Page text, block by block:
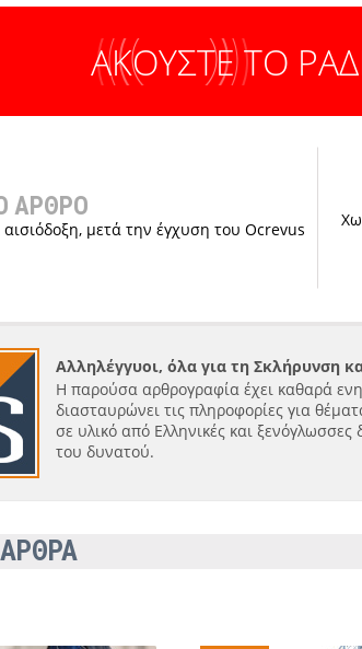
ΑΚΟΥΣΤΕ ΤΟ
ΑΡΘΡΟ
αισιόδοξη, μετά την έγχυση του Ocrevus
Αλληλέγγυοι, όλα για τη Σκλήρυνση
Η παρούσα αρθρογραφία έχει καθαρά
διασταυρώνει τις πληροφορίες για
σε υλικό από Ελληνικές και
του δυνατού.